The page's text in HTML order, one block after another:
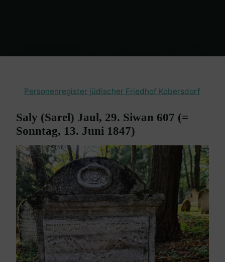
Personenregister jüdischer Friedhof Kobersdorf
Saly (Sarel) Jaul, 29. Siwan 607 (=
Sonntag, 13. Juni 1847)